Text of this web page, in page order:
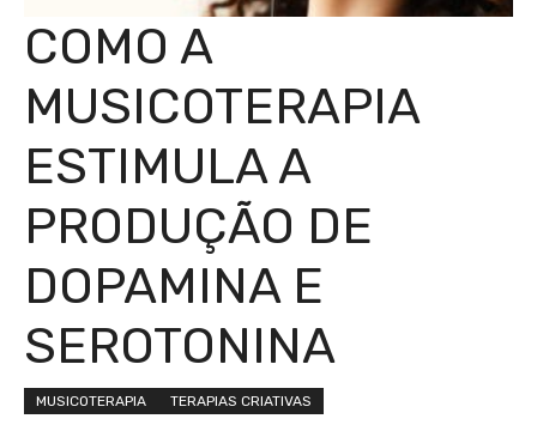
COMO A
MUSICOTERAPIA
ESTIMULA A
PRODUÇÃO DE
DOPAMINA E
SEROTONINA
MUSICOTERAPIA TERAPIAS CRIATIVAS